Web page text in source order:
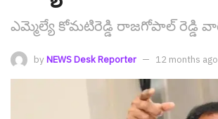
ఎమ్మెల్యే కోమ‌టిరెడ్డి రాజ‌గోపాల్ రెడ్డి
by NEWS Desk Reporter 12 months ago